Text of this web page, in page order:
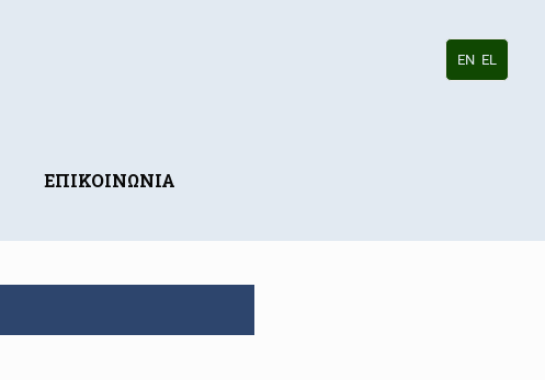
ΕΠΙΚΟΙΝΩΝΙΑ
EN EL